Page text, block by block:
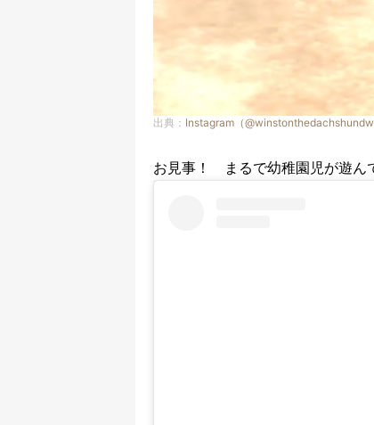
出典： Instagram（
お見事！ まるで幼稚園児が遊ん